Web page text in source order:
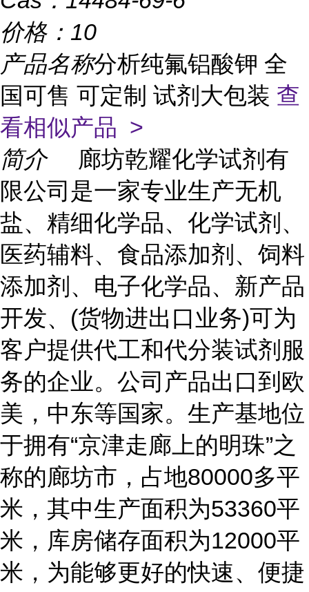
价格： 10
产品名称分析纯氟铝酸钾 全
国可售 可定制 试剂大包装 查
看相似产品 >
简介
廊坊乾耀化学试剂有
限公司是一家专业生产无机
盐、精细化学品、化学试剂、
医药辅料、食品添加剂、饲料
添加剂、电子化学品、新产品
开发、(货物进出口业务)可为
客户提供代工和代分装试剂服
务的企业。公司产品出口到欧
美，中东等国家。生产基地位
于拥有“京津走廊上的明珠”之
称的廊坊市，占地80000多平
米，其中生产面积为53360平
米，库房储存面积为12000平
米，为能够更好的快速、便捷